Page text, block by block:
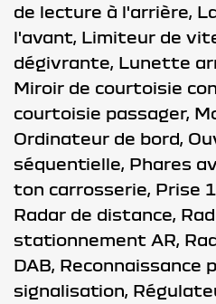
de lecture à l'arrière,
l'avant, Limiteur de
dégivrante, Lunette
Miroir de courtoisie
courtoisie passager,
Ordinateur de bord,
séquentielle, Phares
ton carrosserie, Prise
Radar de distance,
stationnement AR,
DAB, Reconnaissance
signalisation,